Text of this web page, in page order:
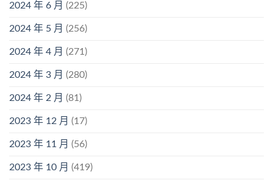
2024 年 6 月 (225)
2024 年 5 月 (256)
2024 年 4 月 (271)
2024 年 3 月 (280)
2024 年 2 月 (81)
2023 年 12 月 (17)
2023 年 11 月 (56)
2023 年 10 月 (419)